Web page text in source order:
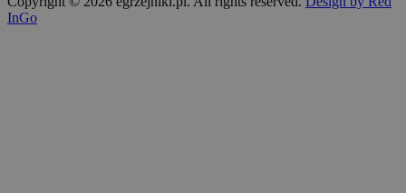
InGo